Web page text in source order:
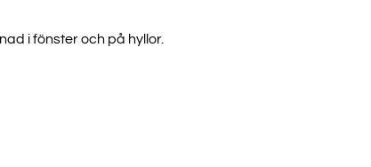
i fönster och på hyllor.
senaste